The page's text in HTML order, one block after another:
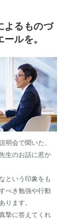
よるものづ
ルを。
明会で聞いた、
生のお話に惹か
という印象をも
べき勉強や行動
ります。
摯に答えてくれ